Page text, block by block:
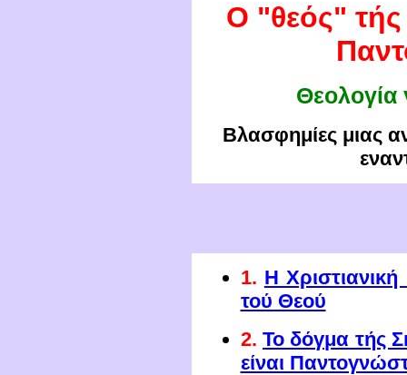
Ο "θεός" τής
Θεολογία
Βλασφημίες μιας
1. Η
τού Θεού
2. Το δόγμα τής
είναι